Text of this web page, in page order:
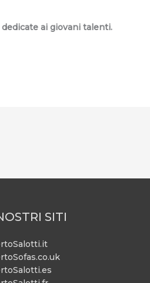
ai giovani talenti.
SITI